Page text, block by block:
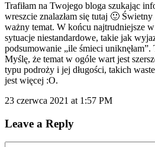
Trafiłam na Twojego bloga szukając
wreszcie znalazłam się tutaj 🙂
ważny temat. W końcu najtrudniejsze
sytuacje niestandardowe, takie jak
podsumowanie „ile śmieci
Myślę, że temat w ogóle wart jest
typu podroży i jej długości, takich
jest więcej :O.
23 czerwca 2021 at 1:57 PM
Leave a Reply